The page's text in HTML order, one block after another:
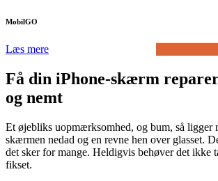
MobilGO
Læs mere
Få din iPhone-skærm
og nemt
Et øjebliks uopmærksomhed, og bum, så ligger
skærmen nedad og en revne hen over glasset.
det sker for mange. Heldigvis behøver det ikke
fikset.